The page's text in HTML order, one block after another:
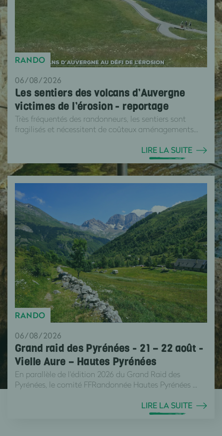
RANDO
06/08/2026
Les sentiers des volcans d’Auvergne
victimes de l’érosion - reportage
Très fréquentés des randonneurs, les sentiers sont
fragilisés et nécessitent de coûteux aménagements...
LIRE LA SUITE
RANDO
06/08/2026
Grand raid des Pyrénées - 21 – 22 août -
Vielle Aure – Hautes Pyrénées
En parallèle de l'édition 2026 du Grand Raid des
Pyrénées, le comité FFRandonnée Hautes Pyrénées ...
LIRE LA SUITE